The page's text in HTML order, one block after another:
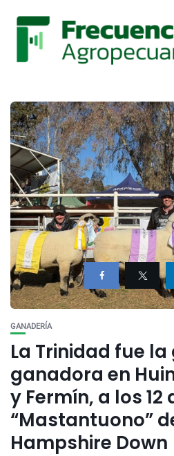
GANADERÍA
La Trinidad fue la
ganadora en
y Fermín, a los 12
“Mastantuono”
Hampshire Down